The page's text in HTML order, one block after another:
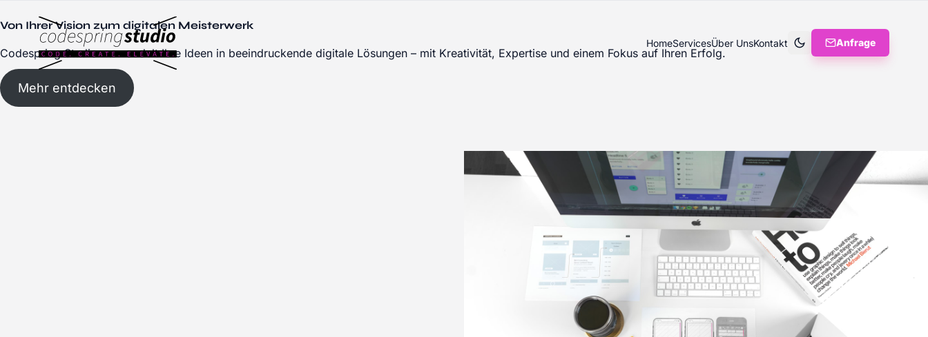
HomeServicesÜber UnsKontakt Anfrage
Von Ihrer Vision zum digitalen Meisterwerk
Codespring Studio verwandelt Ihre Ideen in beeindruckende digitale Lösungen – mit Kreativität, Expertise und einem Fokus auf Ihren Erfolg.
Mehr entdecken